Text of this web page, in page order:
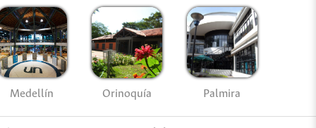
Medellín Orinoquía Palmira